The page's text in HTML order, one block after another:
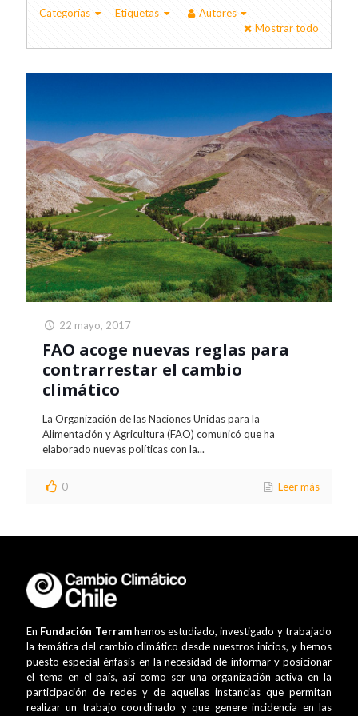
Categorías Etiquetas
Autores
Mostrar todo
22 mayo, 2017
FAO acoge nuevas reglas para
contrarrestar el cambio
climático
La Organización de las Naciones Unidas para la
Alimentación y Agricultura (FAO) comunicó que ha
elaborado nuevas políticas con la...
0 Leer más
En Fundación Terramhemos estudiado, investigado y trabajado
la temática del cambio climático desde nuestros inicios, y hemos
puesto especial énfasis en la necesidad de informar y posicionar
el tema en el país, así como ser una organización activa en la
participación de redes y de aquellas instancias que permitan
realizar un trabajo coordinado y que genere incidencia en las